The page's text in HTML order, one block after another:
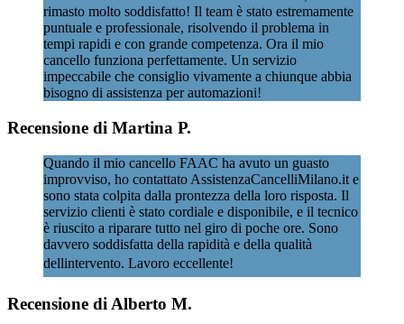
rimasto molto soddisfatto! Il team è stato estremamente
puntuale e professionale, risolvendo il problema in
tempi rapidi e con grande competenza. Ora il mio
cancello funziona perfettamente. Un servizio
impeccabile che consiglio vivamente a chiunque abbia
bisogno di assistenza per automazioni!
Recensione di Martina P.
Quando il mio cancello FAAC ha avuto un guasto
improvviso, ho contattato AssistenzaCancelliMilano.it e
sono stata colpita dalla prontezza della loro risposta. Il
servizio clienti è stato cordiale e disponibile, e il tecnico
è riuscito a riparare tutto nel giro di poche ore. Sono
davvero soddisfatta della rapidità e della qualità
dellintervento. Lavoro eccellente!
Recensione di Alberto M.